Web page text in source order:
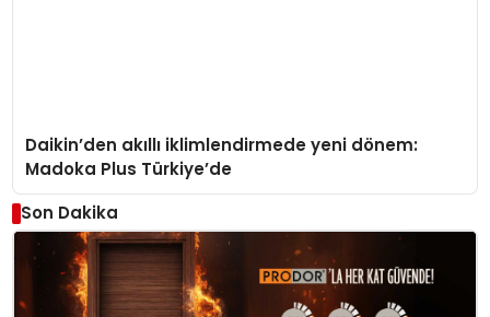
Daikin’den akıllı iklimlendirmede yeni dönem:
Madoka Plus Türkiye’de
Son Dakika